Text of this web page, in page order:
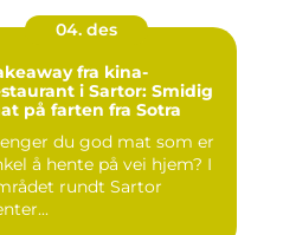
04. des
fra kina-
i Sartor: Smidig
på farten fra Sotra
du god mat som er
å hente på vei hjem? I
rundt Sartor